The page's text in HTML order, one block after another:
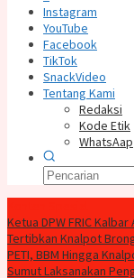
Instagram
YouTube
Facebook
TikTok
SnackVideo
Tentang Kami
Redaksi
Kode Etik
WhatsAap
Ketua DPW FRIC
Tertibkan Knalpot
PETI, BBM Hingga
Sumut Laksanakan